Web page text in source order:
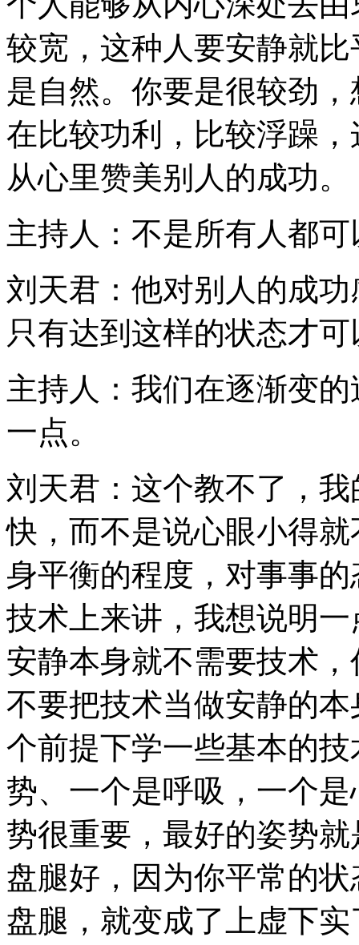
较宽，这种人要安静就
是自然。你要是很较劲
在比较功利，比较浮躁
从心里赞美别人的成功。
主持人：不是所有人都
刘天君：他对别人的成
只有达到这样的状态才
主持人：我们在逐渐变
一点。
刘天君：这个教不了，
快，而不是说心眼小得
身平衡的程度，对事事
技术上来讲，我想说明
安静本身就不需要技术
不要把技术当做安静的
个前提下学一些基本的
势、一个是呼吸，一个
势很重要，最好的姿势
盘腿好，因为你平常的
盘腿，就变成了上虚下